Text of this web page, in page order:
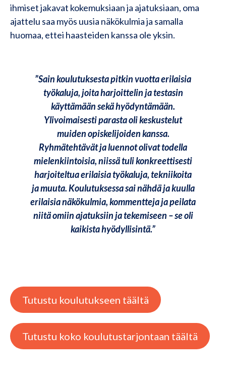
ihmiset jakavat kokemuksiaan ja ajatuksiaan, oma
ajattelu saa myös uusia näkökulmia ja samalla
huomaa, ettei haasteiden kanssa ole yksin.
”Sain koulutuksesta pitkin vuotta erilaisia
työkaluja, joita harjoittelin ja testasin
käyttämään sekä hyödyntämään.
Ylivoimaisesti parasta oli keskustelut
muiden opiskelijoiden kanssa.
Ryhmätehtävät ja luennot olivat todella
mielenkiintoisia, niissä tuli konkreettisesti
harjoiteltua erilaisia työkaluja, tekniikoita
ja muuta. Koulutuksessa sai nähdä ja kuulla
erilaisia näkökulmia, kommentteja ja peilata
niitä omiin ajatuksiin ja tekemiseen – se oli
kaikista hyödyllisintä.”
Tutustu koulutukseen täältä
Tutustu koko koulutustarjontaan täältä